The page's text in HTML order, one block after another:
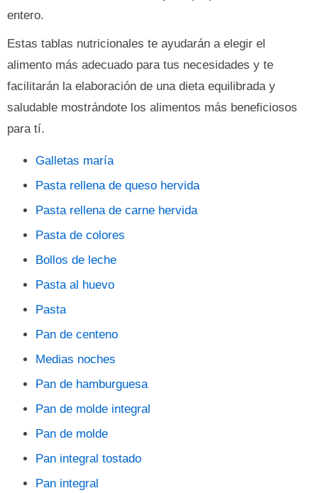
entero.
Estas tablas nutricionales te ayudarán a elegir el
alimento más adecuado para tus necesidades y te
facilitarán la elaboración de una dieta equilibrada y
saludable mostrándote los alimentos más beneficiosos
para tí.
Galletas maría
Pasta rellena de queso hervida
Pasta rellena de carne hervida
Pasta de colores
Bollos de leche
Pasta al huevo
Pasta
Pan de centeno
Medias noches
Pan de hamburguesa
Pan de molde integral
Pan de molde
Pan integral tostado
Pan integral